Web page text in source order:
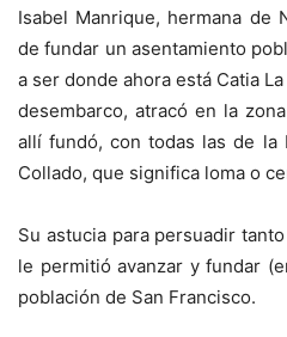
Isabel Manrique, hermana de
de fundar un asentamiento
a ser donde ahora está Catia
desembarco, atracó en la
allí fundó, con todas las de la
Collado, que significa loma o
Su astucia para persuadir
le permitió avanzar y fundar
población de San Francisco.